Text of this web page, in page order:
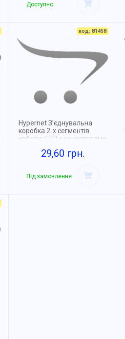
Доступно
код: 81458
Hypernet З’єднувальна
коробка 2-х сегментів
кабелю UTP з конекторами
29,60 грн.
Під замовлення